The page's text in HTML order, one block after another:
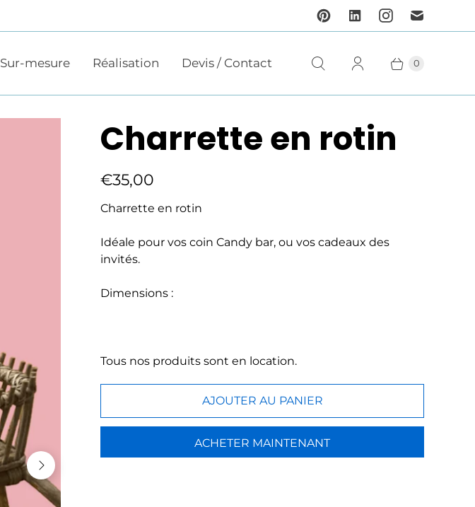
Sur-mesure Réalisation Devis / Contact 0
Charrette en rotin
€35,00
Charrette en rotin
Idéale pour vos coin Candy bar, ou vos cadeaux des
invités.
Dimensions :
Tous nos produits sont en location.
AJOUTER AU PANIER
ACHETER MAINTENANT